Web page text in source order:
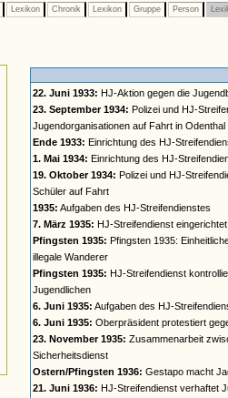
Lexikon Chronik Lexikon Gruppe Person
22. Juni 1933: HJ-Aktion gegen die
23. September 1934: Polizei und HJ-
Jugendorganisationen auf Fahrt in Odenthal
Ende 1933: Einrichtung des HJ-
1. Mai 1934: Einrichtung des HJ-
19. Oktober 1934: Polizei und HJ-
Schüler auf Fahrt
1935: Aufgaben des HJ-Streifendienstes
7. März 1935: HJ-Streifendienst eingerichtet
Pfingsten 1935: Pfingsten 1935:
illegale Wanderer
Pfingsten 1935: HJ-Streifendienst
Jugendlichen
6. Juni 1935: Aufgaben des HJ-
6. Juni 1935: Oberpräsident protestiert
23. November 1935: Zusammenarbeit
Sicherheitsdienst
Ostern/Pfingsten 1936: Gestapo macht
21. Juni 1936: HJ-Streifendienst verhaftet